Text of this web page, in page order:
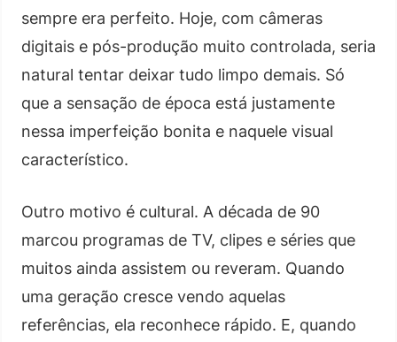
sempre era perfeito. Hoje, com câmeras
digitais e pós-produção muito controlada, seria
natural tentar deixar tudo limpo demais. Só
que a sensação de época está justamente
nessa imperfeição bonita e naquele visual
característico.
Outro motivo é cultural. A década de 90
marcou programas de TV, clipes e séries que
muitos ainda assistem ou reveram. Quando
uma geração cresce vendo aquelas
referências, ela reconhece rápido. E, quando